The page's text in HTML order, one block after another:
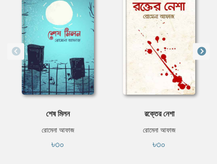
শেষ মিলন
রোমেনা আফাজ
৳৩০
রক্তের নেশা
রোমেনা আফাজ
৳৩০